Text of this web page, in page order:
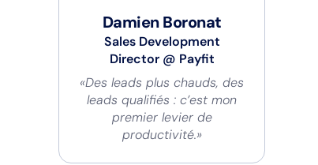
Damien Boronat
Sales Development
Director@ Payfit
«Des leads plus chauds, des
leads qualifiés : c’est mon
premier levier de
productivité.»